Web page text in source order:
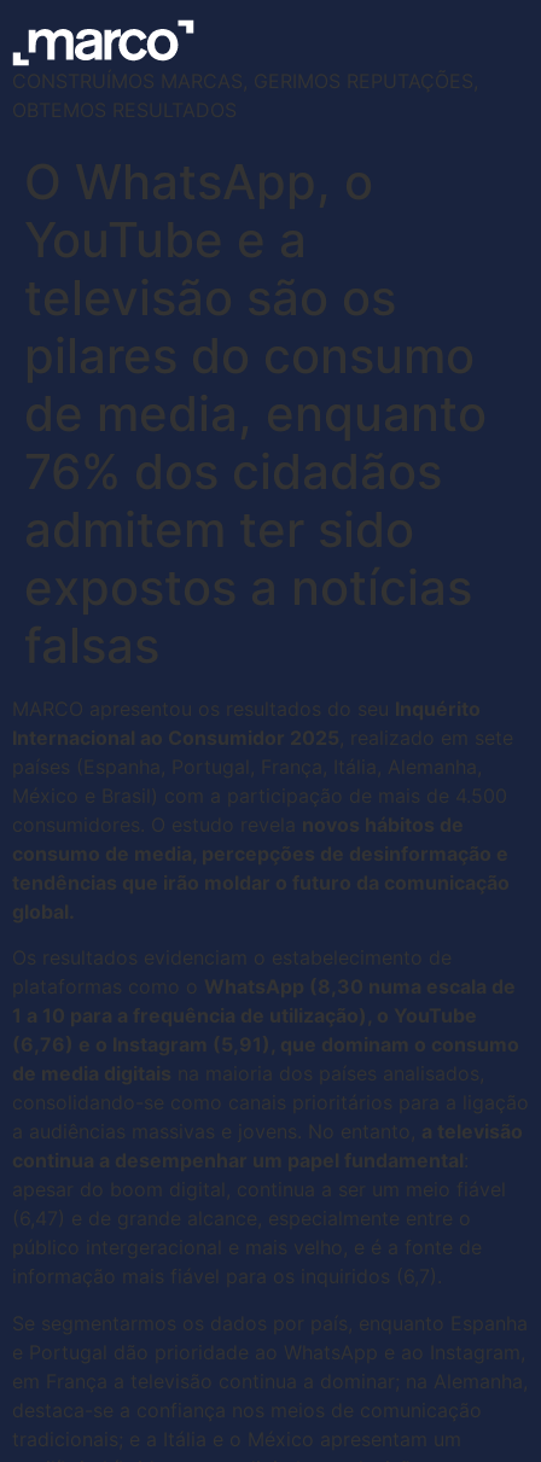
CONSTRUÍMOS MARCAS, GERIMOS REPUTAÇÕES,
OBTEMOS RESULTADOS
O WhatsApp, o
YouTube e a
televisão são os
pilares do consumo
de media, enquanto
76% dos cidadãos
admitem ter sido
expostos a notícias
falsas
MARCO apresentou os resultados do seu Inquérito
Internacional ao Consumidor 2025, realizado em sete
países (Espanha, Portugal, França, Itália, Alemanha,
México e Brasil) com a participação de mais de 4.500
consumidores. O estudo revela novos hábitos de
consumo de media, percepções de desinformação e
tendências que irão moldar o futuro da comunicação
global.
Os resultados evidenciam o estabelecimento de
plataformas como o WhatsApp (8,30 numa escala de
1 a 10 para a frequência de utilização), o YouTube
(6,76) e o Instagram (5,91), que dominam o consumo
de media digitais na maioria dos países analisados,
consolidando-se como canais prioritários para a ligação
a audiências massivas e jovens. No entanto, a televisão
continua a desempenhar um papel fundamental:
apesar do boom digital, continua a ser um meio fiável
(6,47) e de grande alcance, especialmente entre o
público intergeracional e mais velho, e é a fonte de
informação mais fiável para os inquiridos (6,7).
Se segmentarmos os dados por país, enquanto Espanha
e Portugal dão prioridade ao WhatsApp e ao Instagram,
em França a televisão continua a dominar; na Alemanha,
destaca-se a confiança nos meios de comunicação
tradicionais; e a Itália e o México apresentam um